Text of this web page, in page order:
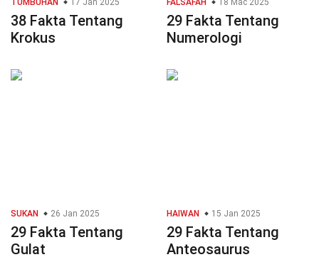
TUMBUHAN 17 Jan 2025
38 Fakta Tentang
Krokus
FALSAFAH 18 Mac 2025
29 Fakta Tentang
Numerologi
SUKAN 26 Jan 2025
29 Fakta Tentang
Gulat
HAIWAN 15 Jan 2025
29 Fakta Tentang
Anteosaurus